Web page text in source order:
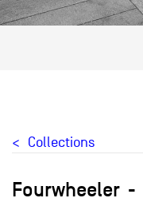
Collections
Fourwheeler